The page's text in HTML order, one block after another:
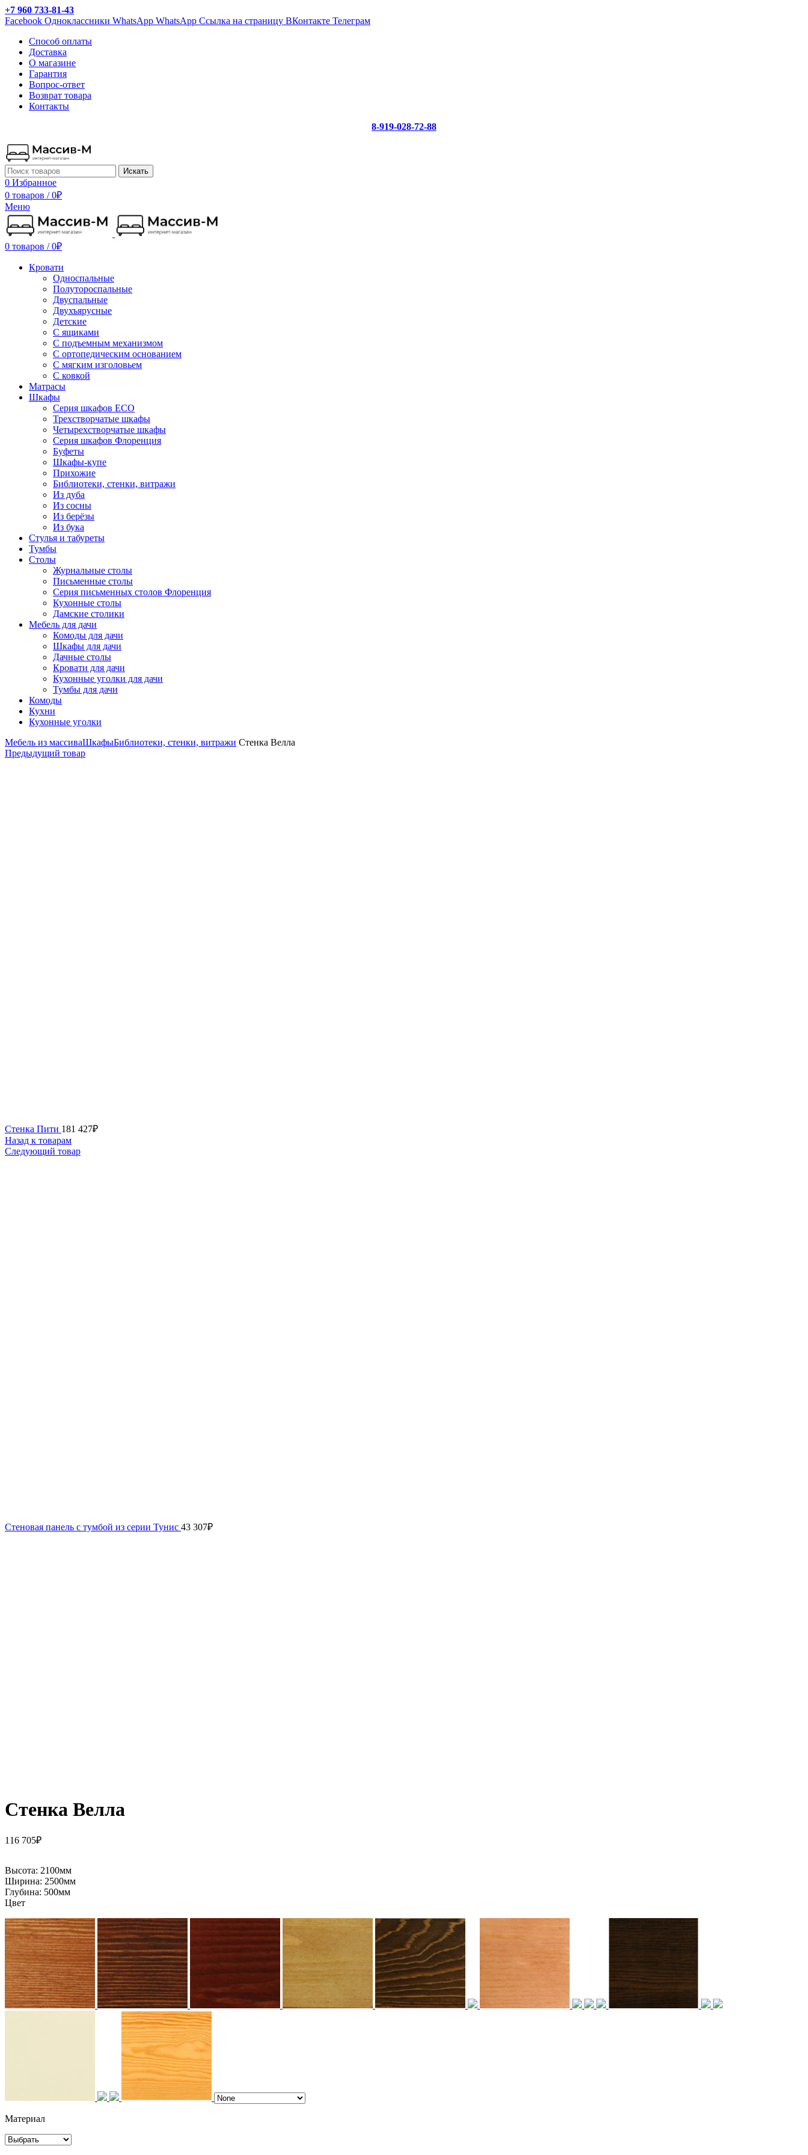
+7 960 733-81-43
Facebook Одноклассники WhatsApp WhatsApp Ссылка на страницу ВКонтакте Телеграм
Способ оплаты
Доставка
О магазине
Гарантия
Вопрос-ответ
Возврат товара
Контакты
8-919-028-72-88
Искать
0 Избранное
0 товаров / 0₽
Меню
0 товаров / 0₽
Кровати
Односпальные
Полутороспальные
Двуспальные
Двухъярусные
Детские
С ящиками
С подъемным механизмом
С ортопедическим основанием
С мягким изголовьем
С ковкой
Матрасы
Шкафы
Серия шкафов ECO
Трехстворчатые шкафы
Четырехстворчатые шкафы
Серия шкафов Флоренция
Буфеты
Шкафы-купе
Прихожие
Библиотеки, стенки, витражи
Из дуба
Из сосны
Из берёзы
Из бука
Стулья и табуреты
Тумбы
Столы
Журнальные столы
Письменные столы
Серия письменных столов Флоренция
Кухонные столы
Дамские столики
Мебель для дачи
Комоды для дачи
Шкафы для дачи
Дачные столы
Кровати для дачи
Кухонные уголки для дачи
Тумбы для дачи
Комоды
Кухни
Кухонные уголки
Мебель из массиваШкафыБиблиотеки, стенки, витражи Стенка Велла
Предыдущий товар
Стенка Пити 181 427₽
Назад к товарам
Следующий товар
Стеновая панель с тумбой из серии Тунис 43 307₽
Стенка Велла
116 705₽
Высота: 2100мм
Ширина: 2500мм
Глубина: 500мм
Цвет
Материал